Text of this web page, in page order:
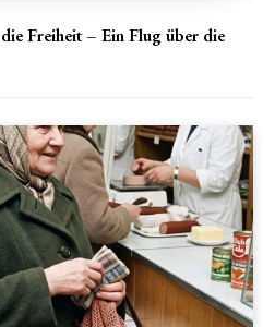
Freiheit – Ein Flug über die